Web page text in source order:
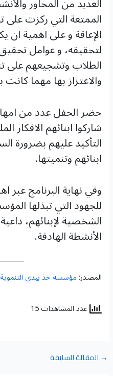
العديد من المحاور
الممتعة التي ركزت
الإعاقة و على اهمية
لتحقيقه، و عوامل
الطلاب وتشجيعهم على
والاعتزاز بها مهما
حضر الحفل عدد من
شاركوا ابنائهم الافكار
التأكيد عليهم بضرورة
ابنائهم وتنميتها.
وفي نهاية البرنامج
للجهود التي تبذلها
الشخصية لإبنائهم،
الأنشطة الهادفة.
المصدر:مؤسسة خذ بيدي التنموية
عدد المشاهدات 15
→ المقالة السابقة